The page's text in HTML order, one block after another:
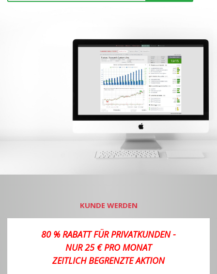
KUNDE WERDEN
80 % RABATT FÜR PRIVATKUNDEN -
NUR 25 € PRO MONAT
ZEITLICH BEGRENZTE AKTION